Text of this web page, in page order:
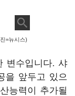
=뉴시스)
변수입니다. 샤
을 앞두고 있으
능력이 추가될